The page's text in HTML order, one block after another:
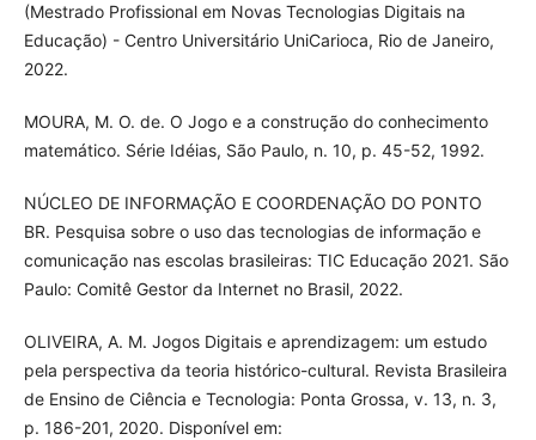
(Mestrado Profissional em Novas Tecnologias Digitais na
Educação) - Centro Universitário UniCarioca, Rio de Janeiro,
2022.
MOURA, M. O. de. O Jogo e a construção do conhecimento
matemático. Série Idéias, São Paulo, n. 10, p. 45-52, 1992.
NÚCLEO DE INFORMAÇÃO E COORDENAÇÃO DO PONTO
BR. Pesquisa sobre o uso das tecnologias de informação e
comunicação nas escolas brasileiras: TIC Educação 2021. São
Paulo: Comitê Gestor da Internet no Brasil, 2022.
OLIVEIRA, A. M. Jogos Digitais e aprendizagem: um estudo
pela perspectiva da teoria histórico-cultural. Revista Brasileira
de Ensino de Ciência e Tecnologia: Ponta Grossa, v. 13, n. 3,
p. 186-201, 2020. Disponível em: